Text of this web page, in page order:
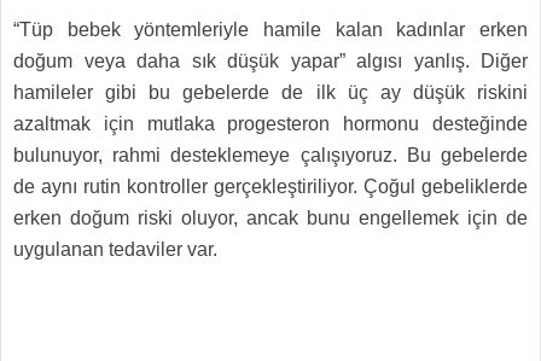
“Tüp bebek yöntemleriyle hamile kalan kadınlar erken
doğum veya daha sık düşük yapar” algısı yanlış. Diğer
hamileler gibi bu gebelerde de ilk üç ay düşük riskini
azaltmak için mutlaka progesteron hormonu desteğinde
bulunuyor, rahmi desteklemeye çalışıyoruz. Bu gebelerde
de aynı rutin kontroller gerçekleştiriliyor. Çoğul gebeliklerde
erken doğum riski oluyor, ancak bunu engellemek için de
uygulanan tedaviler var.